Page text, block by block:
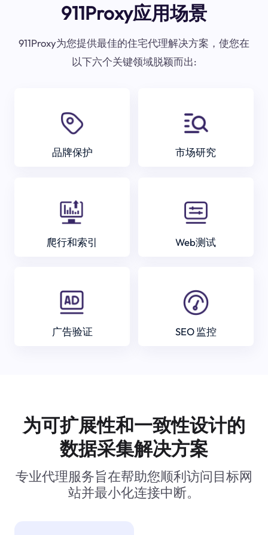
911Proxy应用场景
911Proxy为您提供最佳的住宅代理解决方案，使您在
以下六个关键领域脱颖而出:
品牌保护 市场研究
爬行和索引 Web测试
广告验证 SEO 监控
为可扩展性和一致性设计的
数据采集解决方案
专业代理服务旨在帮助您顺利访问目标网
站并最小化连接中断。